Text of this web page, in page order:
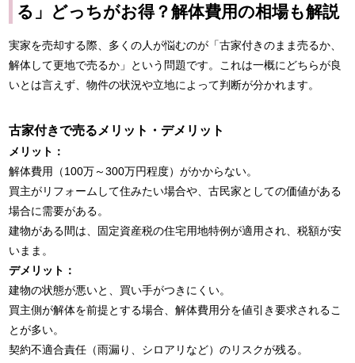
る」どっちがお得？解体費用の相場も解説
実家を売却する際、多くの人が悩むのが「古家付きのまま売るか、
解体して更地で売るか」という問題です。これは一概にどちらが良
いとは言えず、物件の状況や立地によって判断が分かれます。
古家付きで売るメリット・デメリット
メリット：
解体費用（100万～300万円程度）がかからない。
買主がリフォームして住みたい場合や、古民家としての価値がある
場合に需要がある。
建物がある間は、固定資産税の住宅用地特例が適用され、税額が安
いまま。
デメリット：
建物の状態が悪いと、買い手がつきにくい。
買主側が解体を前提とする場合、解体費用分を値引き要求されるこ
とが多い。
契約不適合責任（雨漏り、シロアリなど）のリスクが残る。